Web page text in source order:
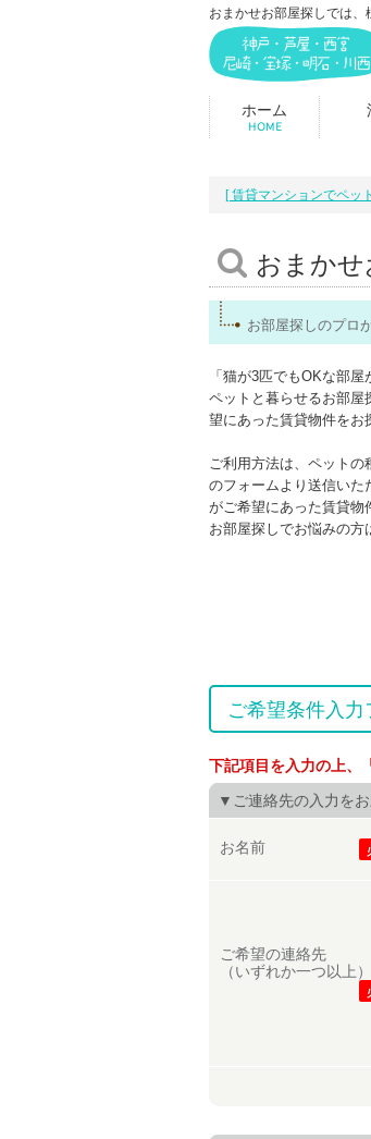
おまかせお部屋探しでは
ホーム
HOME
[ 賃貸マンションでペッ
おまかせ
お部屋探しのプロ
「猫が3匹でもOKな部
ペットと暮らせるお部屋
望にあった賃貸物件をお
ご利用方法は、ペット
のフォームより送信いた
がご希望にあった賃貸物
お部屋探しでお悩みの方
ご希望条件入力
下記項目を入力の上、
▼ご連絡先の入力をお
お名前
ご希望の連絡先
（いずれか一つ以上）